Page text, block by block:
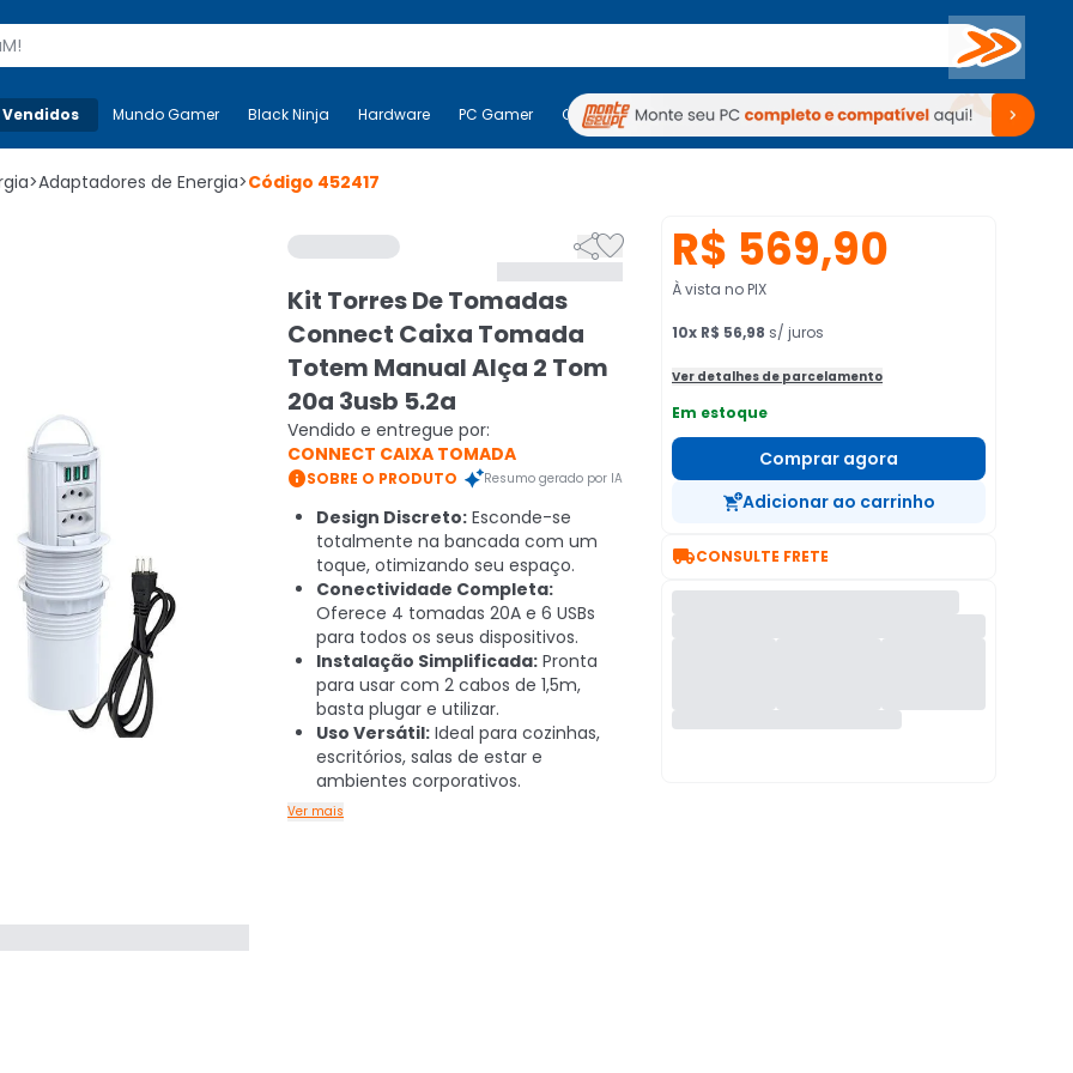
Buscar
Mais-v- Mundo Gamer Black Ninja Hardware PC Gamer Computadores Periféricos TV Venda no KaBuM!
Mundo Gamer Black Ninja Hardware PC Gamer Computadores Periféricos TV Venda no KaBuM!
>Adaptadores de Energia>Código 452417

Kit Torres De Tomadas
Connect Caixa Tomada
Totem Manual Alça 2 Tom
20a 3usb 5.2a
Vendido e entregue por:
CONNECT CAIXA TOMADA
SOBRE O PRODUTO Resumo gerado por IA
Design Discreto: Esconde-se
totalmente na bancada com um
toque, otimizando seu espaço.
Conectividade Completa:
Oferece 4 tomadas 20A e 6 USBs
para todos os seus dispositivos.
Instalação Simplificada: Pronta
para usar com 2 cabos de 1,5m,
basta plugar e utilizar.
Uso Versátil: Ideal para cozinhas,
escritórios, salas de estar e
ambientes corporativos.
Ver mais
R$ 569,90
À vista no PIX
10x R$ 56,98 s/ juros
Ver detalhes de parcelamento
Em estoque
Comprar agora
Adicionar ao carrinho
CONSULTE FRETE